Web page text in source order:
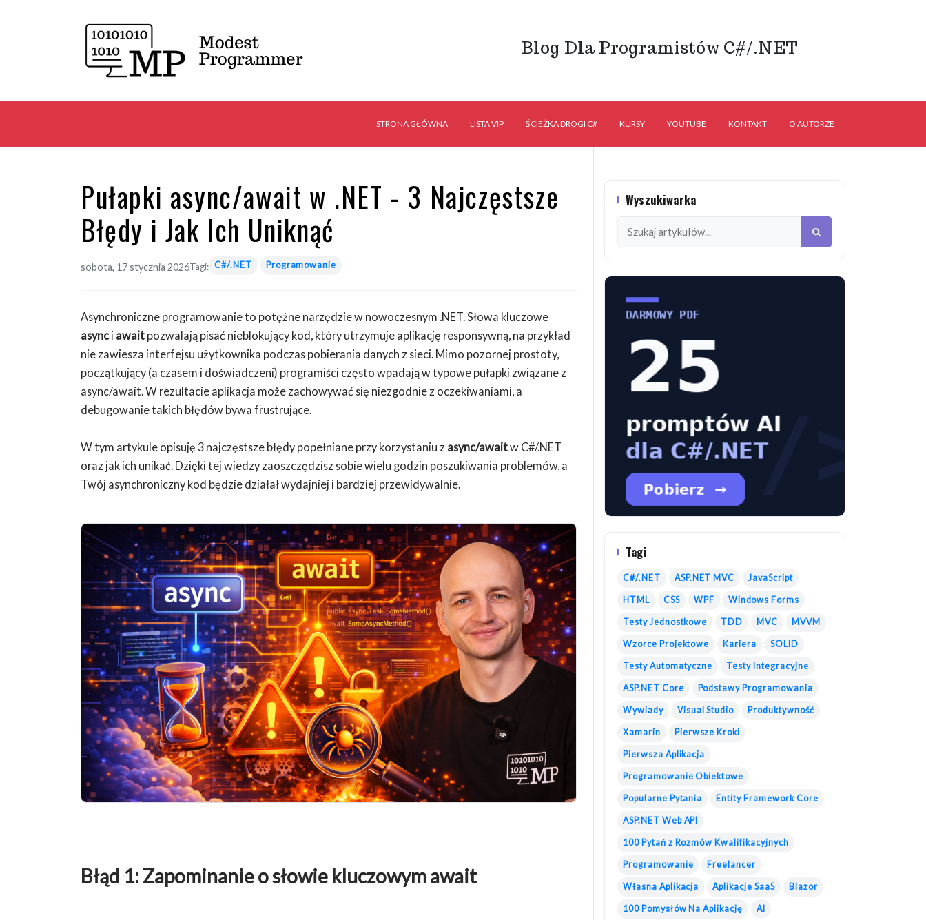
Blog Dla Programistów C#/.NET
STRONA GŁÓWNA LISTA VIP ŚCIEŻKA DROGI C# KURSY YOUTUBE KONTAKT O AUTORZE
Pułapki async/await w .NET - 3 Najczęstsze
Błędy i Jak Ich Uniknąć
sobota, 17 stycznia 2026Tagi: C#/.NET Programowanie
Asynchroniczne programowanie to potężne narzędzie w nowoczesnym .NET. Słowa kluczowe
asynci await pozwalają pisać nieblokujący kod, który utrzymuje aplikację responsywną, na przykład
nie zawiesza interfejsu użytkownika podczas pobierania danych z sieci. Mimo pozornej prostoty,
początkujący (a czasem i doświadczeni) programiści często wpadają w typowe pułapki związane z
async/await. W rezultacie aplikacja może zachowywać się niezgodnie z oczekiwaniami, a
debugowanie takich błędów bywa frustrujące.
W tym artykule opisuję 3 najczęstsze błędy popełniane przy korzystaniu z async/awaitw C#/.NET
oraz jak ich unikać. Dzięki tej wiedzy zaoszczędzisz sobie wielu godzin poszukiwania problemów, a
Twój asynchroniczny kod będzie działał wydajniej i bardziej przewidywalnie.
Błąd 1: Zapominanie o słowie kluczowym await
Wyszukiwarka
Tagi
C#/.NET ASP.NET MVC JavaScript
HTML CSS WPF Windows Forms
Testy Jednostkowe TDD MVC MVVM
Wzorce Projektowe Kariera SOLID
Testy Automatyczne Testy Integracyjne
ASP.NET Core Podstawy Programowania
Wywiady Visual Studio Produktywność
Xamarin Pierwsze Kroki
Pierwsza Aplikacja
Programowanie Obiektowe
Popularne Pytania Entity Framework Core
ASP.NET Web API
100 Pytań z Rozmów Kwalifikacyjnych
Programowanie Freelancer
Własna Aplikacja Aplikacje SaaS Blazor
100 Pomysłów Na Aplikację AI